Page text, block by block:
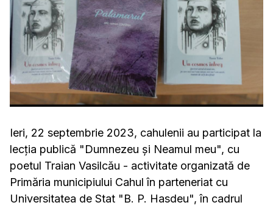
Ieri, 22 septembrie 2023, cahulenii au participat la
lecția publică "Dumnezeu și Neamul meu", cu
poetul Traian Vasilcău - activitate organizată de
Primăria municipiului Cahul în parteneriat cu
Universitatea de Stat "B. P. Hasdeu", în cadrul